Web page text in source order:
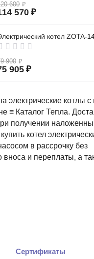
электрические котлы с
≡ Каталог Тепла.
получении
котел
в рассрочку без
вноса и переплаты, а
600 ₽
570 ₽
котел ZOTA-
900 ₽
905 ₽
Сертификаты